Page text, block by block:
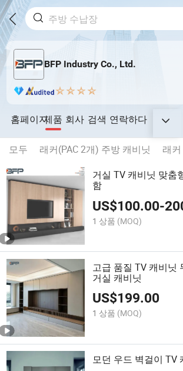
BFP Industry Co., Ltd.
홈페이지제품 회사 검색 연락하다
모두 래커(PAC 2개) 주방 캐비닛
래
거실 TV 캐비닛 맞춤
함
US$100.00-
1 상품 (MOQ)
고급 품질 TV 캐비닛
거실 캐비닛
US$199.00
1 상품 (MOQ)
모던 우드 벽걸이 TV